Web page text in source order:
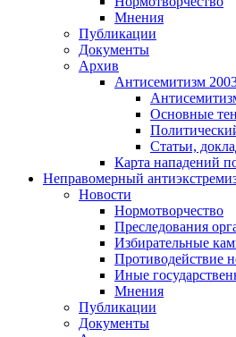
Мнения
Публикации
Документы
Архив
Антисемитизм
Основные
Статьи,
Карта нападений
Неправомерный
Новости
Нормотворчество
Преследования
Избирательные
Противодействие
Иные
Мнения
Публикации
Документы